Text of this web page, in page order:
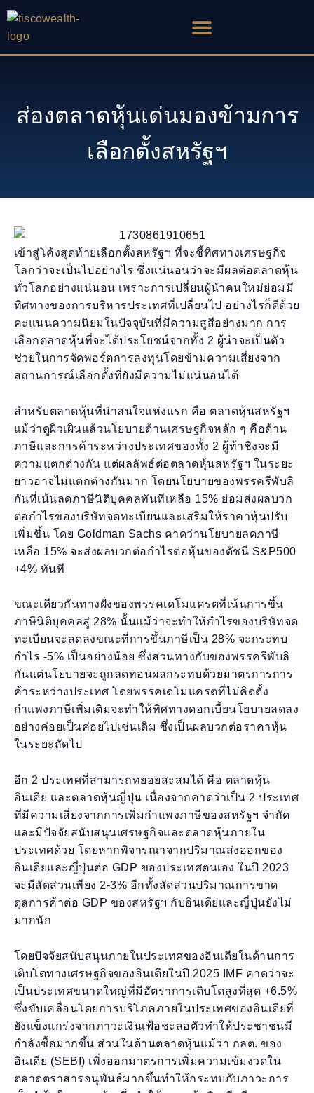
Skip
content
ส่องตลาดหุ้นเด่นมองข้ามการ
เลือกตั้งสหรัฐฯ
เข้าสู่โค้งสุดท้ายเลือกตั้งสหรัฐฯ ที่จะชี้ทิศทางเศรษฐกิจ
โลกว่าจะเป็นไปอย่างไร ซึ่งแน่นอนว่าจะมีผลต่อตลาดหุ้น
ทั่วโลกอย่างแน่นอน เพราะการเปลี่ยนผู้นำคนใหม่ย่อมมี
ทิศทางของการบริหารประเทศที่เปลี่ยนไป อย่างไรก็ดีด้วย
คะแนนความนิยมในปัจจุบันที่มีความสูสีอย่างมาก การ
เลือกตลาดหุ้นที่จะได้ประโยชน์จากทั้ง 2 ผู้นำจะเป็นตัว
ช่วยในการจัดพอร์ตการลงทุนโดยข้ามความเสี่ยงจาก
สถานการณ์เลือกตั้งที่ยังมีความไม่แน่นอนได้
สำหรับตลาดหุ้นที่น่าสนใจแห่งแรก คือ ตลาดหุ้นสหรัฐฯ
แม้ว่าดูผิวเผินแล้วนโยบายด้านเศรษฐกิจหลัก ๆ คือด้าน
ภาษีและการค้าระหว่างประเทศของทั้ง 2 ผู้ท้าชิงจะมี
ความแตกต่างกัน แต่ผลลัพธ์ต่อตลาดหุ้นสหรัฐฯ ในระยะ
ยาวอาจไม่แตกต่างกันมาก โดยนโยบายของพรรครีพับลิ
กันที่เน้นลดภาษีนิติบุคคลทันทีเหลือ 15% ย่อมส่งผลบวก
ต่อกำไรของบริษัทจดทะเบียนและเสริมให้ราคาหุ้นปรับ
เพิ่มขึ้น โดย Goldman Sachs คาดว่านโยบายลดภาษี
เหลือ 15% จะส่งผลบวกต่อกำไรต่อหุ้นของดัชนี S&P500
+4% ทันที
ขณะเดียวกันทางฝั่งของพรรคเดโมแครตที่เน้นการขึ้น
ภาษีนิติบุคคลสู่ 28% นั้นแม้ว่าจะทำให้กำไรของบริษัทจด
ทะเบียนจะลดลงขณะที่การขึ้นภาษีเป็น 28% จะกระทบ
กำไร -5% เป็นอย่างน้อย ซึ่งสวนทางกับของพรรครีพับลิ
กันแต่นโยบายจะถูกลดทอนผลกระทบด้วยมาตรการการ
ค้าระหว่างประเทศ โดยพรรคเดโมแครตที่ไม่คิดตั้ง
กำแพงภาษีเพิ่มเติมจะทำให้ทิศทางดอกเบี้ยนโยบายลดลง
อย่างค่อยเป็นค่อยไปเช่นเดิม ซึ่งเป็นผลบวกต่อราคาหุ้น
ในระยะถัดไป
อีก 2 ประเทศที่สามารถทยอยสะสมได้ คือ ตลาดหุ้น
อินเดีย และตลาดหุ้นญี่ปุ่น เนื่องจากคาดว่าเป็น 2 ประเทศ
ที่มีความเสี่ยงจากการเพิ่มกำแพงภาษีของสหรัฐฯ จำกัด
และมีปัจจัยสนับสนุนเศรษฐกิจและตลาดหุ้นภายใน
ประเทศด้วย โดยหากพิจารณาจากปริมาณส่งออกของ
อินเดียและญี่ปุ่นต่อ GDP ของประเทศตนเอง ในปี 2023
จะมีสัดส่วนเพียง 2-3% อีกทั้งสัดส่วนปริมาณการขาด
ดุลการค้าต่อ GDP ของสหรัฐฯ กับอินเดียและญี่ปุ่นยังไม่
มากนัก
โดยปัจจัยสนับสนุนภายในประเทศของอินเดียในด้านการ
เติบโตทางเศรษฐกิจของอินเดียในปี 2025 IMF คาดว่าจะ
เป็นประเทศขนาดใหญ่ที่มีอัตราการเติบโตสูงที่สุด +6.5%
ซึ่งขับเคลื่อนโดยการบริโภคภายในประเทศของอินเดียที่
ยังแข็งแกร่งจากภาวะเงินเฟ้อชะลอตัวทำให้ประชาชนมี
กำลังซื้อมากขึ้น ส่วนในด้านตลาดหุ้นแม้ว่า กลต. ของ
อินเดีย (SEBI) เพิ่งออกมาตรการเพิ่มความเข้มงวดใน
ตลาดตราสารอนุพันธ์มากขึ้นทำให้กระทบกับภาวะการ